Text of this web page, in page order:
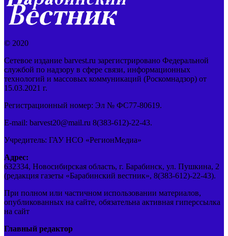
© 2020
Сетевое издание barvest.ru зарегистрировано Федеральной
службой по надзору в сфере связи, информационных
технологий и массовых коммуникаций (Роскомнадзор) от
15.03.2021 г.
Регистрационный номер: Эл № ФС77-80619.
E-mail: barvest20@mail.ru 8(383-612)-22-43.
Учредитель: ГАУ НСО «РегионМедиа»
Адрес:
632334, Новосибирская область, г. Барабинск, ул. Пушкина, 2
(редакция газеты «Барабинский вестник», 8(383-612)-22-43).
При полном или частичном использовании материалов,
опубликованных на сайте, обязательна активная гиперссылка
на сайт
Главный редактор